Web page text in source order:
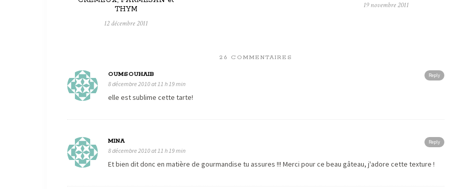
THYM
12 décembre 2011
19 novembre 2011
26 COMMENTAIRES
Reply
OUMSOUHAIB
8 décembre 2010 at 11 h 19 min
elle est sublime cette tarte!
Reply
MINA
8 décembre 2010 at 11 h 19 min
Et bien dit donc en matière de gourmandise tu assures !!! Merci pour ce beau gâteau, j'adore cette texture !